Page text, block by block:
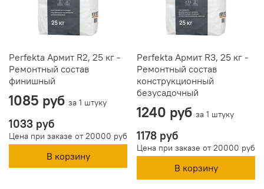
Perfekta Армит R2, 25 кг -
Ремонтный состав
финишный
1085 руб за 1 штуку
1033 руб
Цена при заказе от 20000 руб
В корзину
Perfekta Армит R3, 25 кг -
Ремонтный состав
конструкционный
безусадочный
1240 руб за 1 штуку
1178 руб
Цена при заказе от 20000 руб
В корзину